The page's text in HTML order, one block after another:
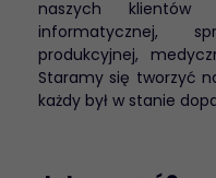
naszych
informatycznej,
produkcyjnej,
Staramy się tworzyć
każdy był w stanie